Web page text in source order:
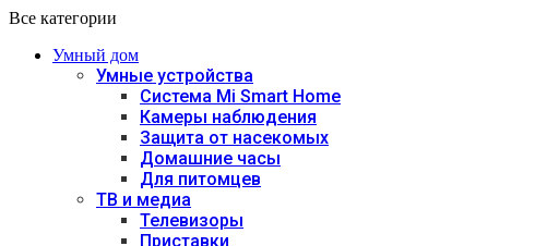
Все категории
Умный дом
Умные устройства
Система Mi Smart Home
Камеры наблюдения
Защита от насекомых
Домашние часы
Для питомцев
ТВ и медиа
Телевизоры
Приставки